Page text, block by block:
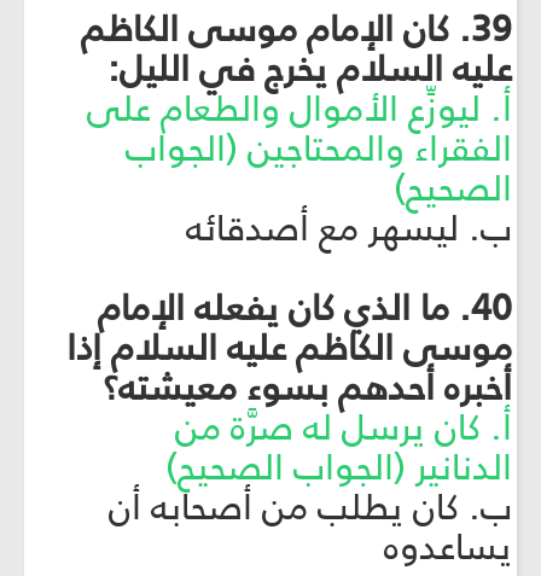
39. كان الإمام موسى الكاظم
عليه السلام يخرج في الليل:
أ. ليوزِّع الأموال والطعام على
الفقراء والمحتاجين (الجواب
الصحيح)
ب. ليسهر مع أصدقائه
40. ما الذي كان يفعله الإمام
موسى الكاظم عليه السلام إذا
أخبره أحدهم بسوء معيشته؟
أ. كان يرسل له صرَّة من
الدنانير (الجواب الصحيح)
ب. كان يطلب من أصحابه أن
يساعدوه